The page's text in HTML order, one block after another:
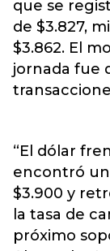
que se
de $3.827,
$3.862. El
jornada fue
“El dólar
encontró
$3.900 y
la tasa de
próximo